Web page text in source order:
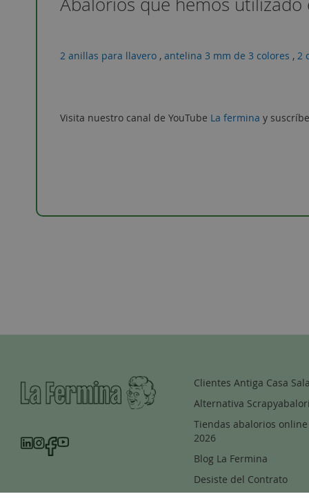
2 anillas para llavero ,antelina 3 mm de 3 colores ,2
Visita nuestro canal de YouTube La fermina y
Clientes Antiga Casa Sala
Alternativa
Tiendas abalorios online
2026
Blog La Fermina
Desiste del Contrato